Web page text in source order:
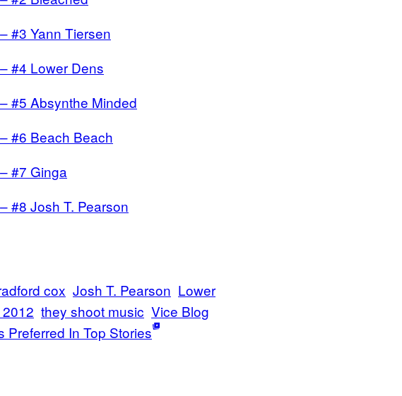
#3 Yann Tiersen
#4 Lower Dens
#5 Absynthe Minded
#6 Beach Beach
#7 Ginga
#8 Josh T. Pearson
cox Josh T. Pearson Lower
they shoot music Vice Blog
Preferred In Top Stories